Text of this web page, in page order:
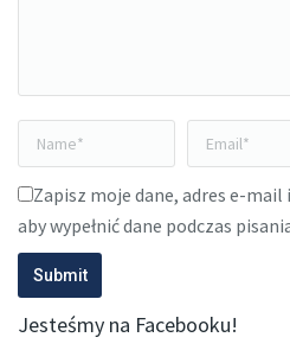
Name * Email *
Zapisz moje dane, adres e-
aby wypełnić dane podczas
Submit
Jesteśmy na Facebooku!